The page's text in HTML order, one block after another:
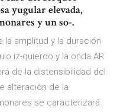
yugular elevada,
y un so-.
la amplitud y la duración
iz-quierdo y la onda AR
de la distensibilidad del
alteración de la
se caracterizará